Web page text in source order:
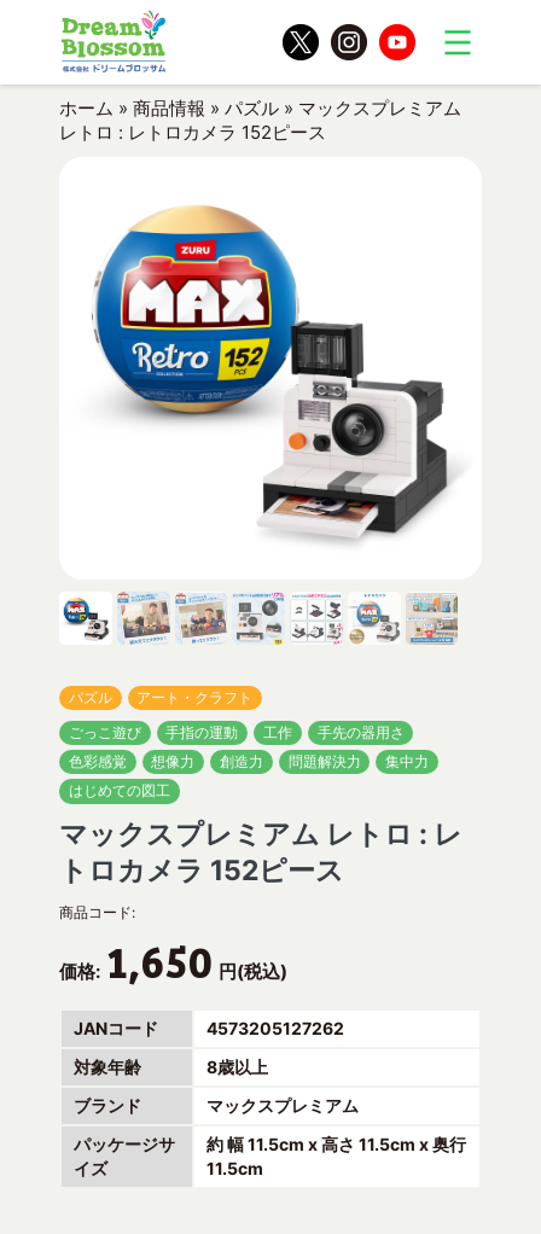
ホーム » 商品情報 » パズル » マックスプレミアム
レトロ : レトロカメラ 152ピース
パズル
アート・クラフト
ごっこ遊び
手指の運動 工作
手先の器用さ
色彩感覚
想像力 創造力 問題解決力
集中力
はじめての図工
マックスプレミアム レトロ : レ
トロカメラ 152ピース
商品コード:
価格: 1,650 円(税込)
JANコード
4573205127262
対象年齢
8歳以上
ブランド
マックスプレミアム
パッケージサ
イズ
約 幅 11.5cm x 高さ 11.5cm x 奥行
11.5cm